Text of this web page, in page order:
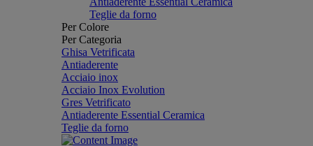
Teglie da forno
Per Colore
Per Categoria
Ghisa Vetrificata
Antiaderente
Acciaio inox
Acciaio Inox Evolution
Gres Vetrificato
Antiaderente Essential Ceramica
Teglie da forno